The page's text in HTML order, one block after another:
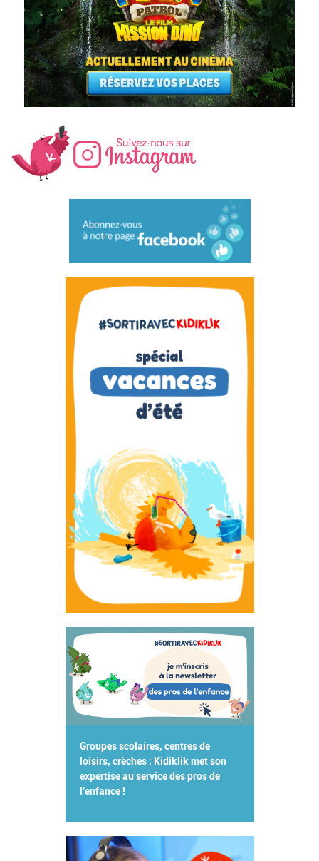
Groupes scolaires, centres de
loisirs, crèches : Kidiklik met son
expertise au service des pros de
l'enfance !